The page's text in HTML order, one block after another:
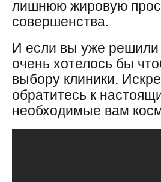
лишнюю жировую
совершенства.
И если вы уже решили
очень хотелось бы
выбору клиники.
обратитесь к
необходимые вам